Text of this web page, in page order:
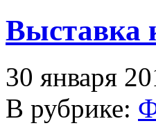
Выставка
30 января
В рубрике: